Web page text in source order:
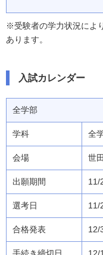
※受験者の学力状況によ
あります。
入試カレンダー
全学部
全
世
11/
11/
12/